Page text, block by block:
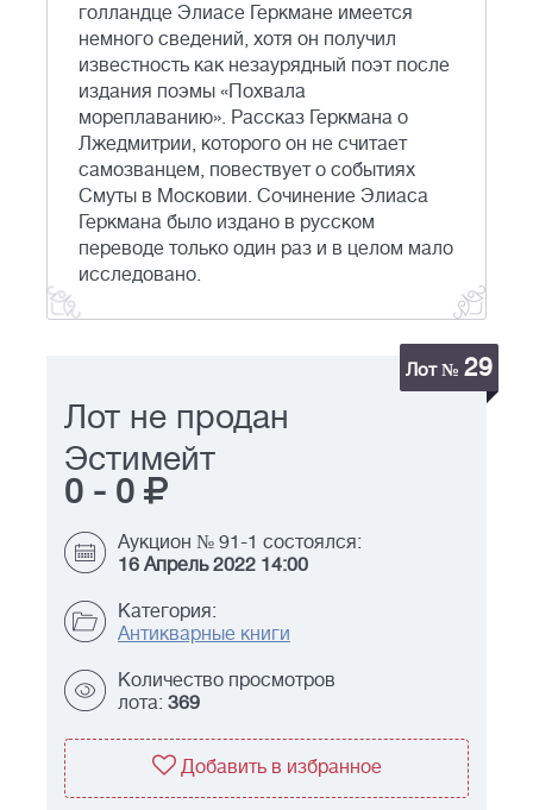
голландце Элиасе Геркмане имеется
немного сведений, хотя он получил
известность как незаурядный поэт после
издания поэмы «Похвала
мореплаванию». Рассказ Геркмана о
Лжедмитрии, которого он не считает
самозванцем, повествует о событиях
Смуты в Московии. Сочинение Элиаса
Геркмана было издано в русском
переводе только один раз и в целом мало
исследовано.
Лот № 29
Лот не продан
Эстимейт
0 - 0
Аукцион № 91-1 состоялся:
16 Апрель 2022 14:00
Категория:
Антикварные книги
Количество просмотров
лота: 369
Добавить в избранное